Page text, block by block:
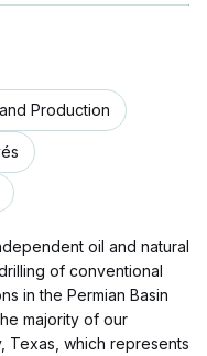
Production
oil and natural
of conventional
in the Permian Basin
majority of our
Texas, which represents